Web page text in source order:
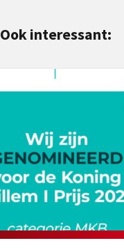
Ook interessant: